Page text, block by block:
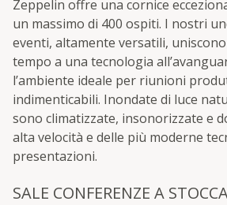
Zeppelin offre una cornice
un massimo di 400 ospiti. I nostri
eventi, altamente versatili, uniscono
tempo a una tecnologia
l’ambiente ideale per riunioni
indimenticabili. Inondate di luce
sono climatizzate, insonorizzate e
alta velocità e delle più moderne
presentazioni.
SALE CONFERENZE A